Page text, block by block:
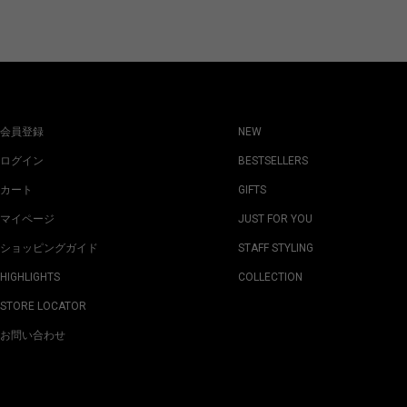
会員登録
ログイン
カート
マイページ
ショッピングガイド
HIGHLIGHTS
STORE LOCATOR
お問い合わせ
NEW
BESTSELLERS
GIFTS
JUST FOR YOU
STAFF STYLING
COLLECTION